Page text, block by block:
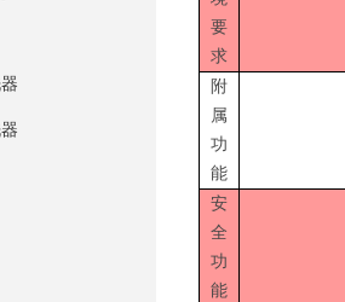
要
求
附
属
功
能
安
全
功
能